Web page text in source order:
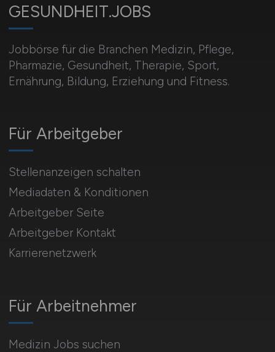
GESUNDHEIT.JOBS
Jobbörse für die Branchen Medizin, Pflege,
Pharmazie, Gesundheit, Therapie, Sport,
Ernährung, Bildung, Erziehung und Fitness.
Für Arbeitnehmer
Medizin Jobs suchen
Für Arbeitgeber
Stellenanzeigen schalten
Mediadaten & Konditionen
Arbeitgeber Seite
Arbeitgeber Kontakt
Karrierenetzwerk